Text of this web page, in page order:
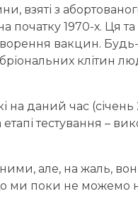
взяті з
1970-х. Ця та
вакцин.
клітин
на даний час
тестування –
але, на жаль,
ми поки не